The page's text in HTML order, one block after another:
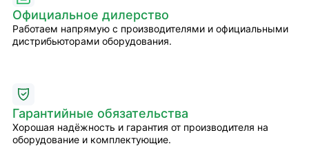
Официальное дилерство
Работаем напрямую с производителями и официальными
дистрибьюторами оборудования.
Гарантийные обязательства
Хорошая надёжность и гарантия от производителя на
оборудование и комплектующие.